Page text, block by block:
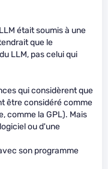
était soumis à une
que le
LLM, pas celui qui
qui considèrent que
être considéré comme
comme la GPL). Mais
ou d'une
son programme